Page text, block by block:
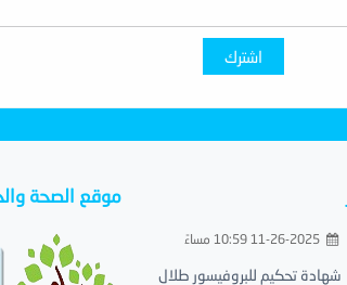
اشترك
شهادة تحكيم للبروفيسور طلال
موقع الصحة